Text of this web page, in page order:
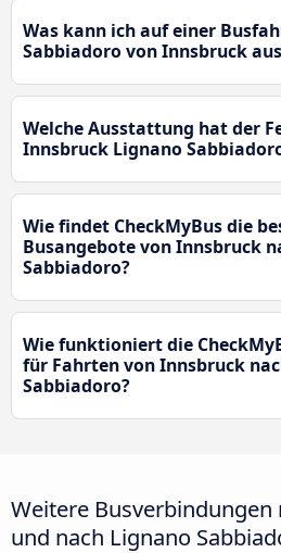
Was kann ich auf einer
Sabbiadoro von Innsbruck
Welche Ausstattung hat der
Innsbruck Lignano
Wie findet CheckMyBus die
Busangebote von Innsbruck
Sabbiadoro?
Wie funktioniert die
für Fahrten von Innsbruck
Sabbiadoro?
Weitere
und nach Lignano